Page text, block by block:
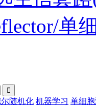
单

随机化 机器学习 单细